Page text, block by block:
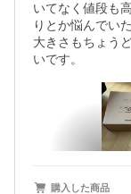
いてなく値段も
りとか悩んでい
大きさもちょう
いです。
購入した商品